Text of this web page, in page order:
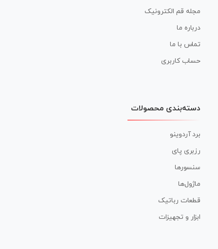
مجله قم الکترونیک
درباره ما
تماس با ما
حساب کاربری
دسته‌بندی محصولات
برد آردوینو
رزبری پای
سنسورها
ماژول‌ها
قطعات رباتیک
ابزار و تجهیزات